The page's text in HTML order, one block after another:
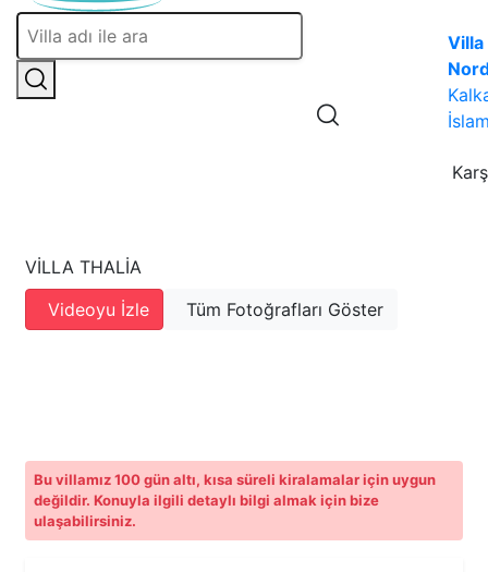
Villa
VILLA THALIA
Videoyu İzle
Tüm Fotoğrafları Göster
Bu villamız 100 gün altı, kısa süreli kiralamalar için uygun
değildir. Konuyla ilgili detaylı bilgi almak için bize
ulaşabilirsiniz.